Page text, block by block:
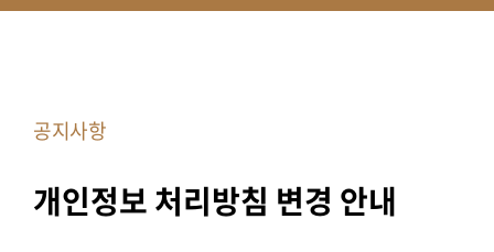
공지사항
개인정보 처리방침 변경 안내